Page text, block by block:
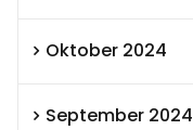
Oktober 2024
September 2024